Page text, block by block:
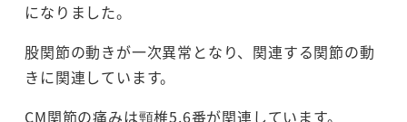
になりました。
股関節の動きが一次異常となり、関連する関節の動
きに関連しています。
CM関節の痛みは頸椎5.6番が関連しています。